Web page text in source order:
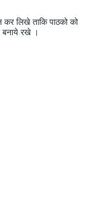
लिखे ताकि पाठको को
बनाये रखे ।